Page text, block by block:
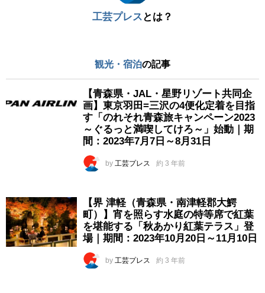
工芸プレス とは？
観光・宿泊の記事
【青森県・JAL・星野リゾート共同企
画】東京羽田=三沢の4便化定着を目指
す「のれそれ青森旅キャンペーン2023
～ぐるっと満喫してけろ～」始動｜期
間：2023年7月7日～8月31日
by 工芸プレス 約 3 年前
【界 津軽（青森県・南津軽郡大鰐
町）】宵を照らす水庭の特等席で紅葉
を堪能する「秋あかり紅葉テラス」登
場｜期間：2023年10月20日～11月10日
by 工芸プレス 約 3 年前